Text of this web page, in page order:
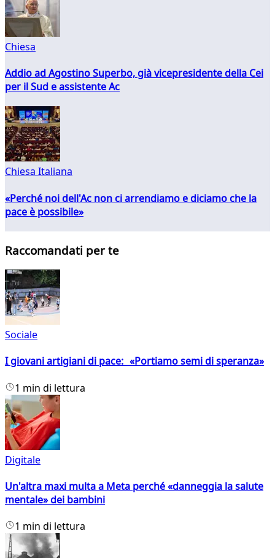
Chiesa
Addio ad Agostino Superbo, già vicepresidente della Cei
per il Sud e assistente Ac
Chiesa Italiana
«Perché noi dell'Ac non ci arrendiamo e diciamo che la
pace è possibile»
Raccomandati per te
Sociale
I giovani artigiani di pace: «Portiamo semi di speranza»
1 min di lettura
Digitale
Un'altra maxi multa a Meta perché «danneggia la salute
mentale» dei bambini
1 min di lettura